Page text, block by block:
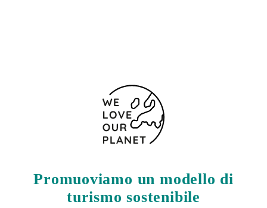
Promuoviamo un modello di
turismo sostenibile